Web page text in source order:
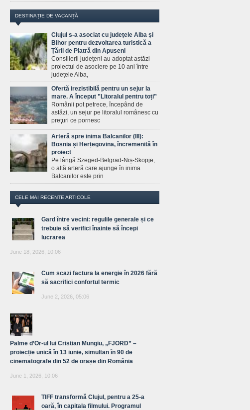
DESTINAȚIE DE VACANȚĂ
Clujul s-a asociat cu județele Alba și
Bihor pentru dezvoltarea turistică a
Țării de Piatră din Apuseni
Consilierii județeni au adoptat astăzi
proiectul de asociere pe 10 ani între
județele Alba,
Ofertă irezistibilă pentru un sejur la
mare. A început ”Litoralul pentru toți”
Românii pot petrece, începând de
astăzi, un sejur pe litoralul românesc cu
preţuri ce pornesc
Arteră spre inima Balcanilor (III):
Bosnia și Herțegovina, încremenită în
proiect
Pe lângă Szeged-Belgrad-Niș-Skopje,
o altă arteră care ajunge în inima
Balcanilor este prin
CELE MAI RECENTE ARTICOLE
Gard între vecini: regulile generale și ce
trebuie să verifici înainte să începi
lucrarea
June 18, 2026, 10:06
Cum scazi factura la energie în 2026 fără
să sacrifici confortul termic
June 2, 2026, 05:06
Palme d’Or-ul lui Cristian Mungiu, „FJORD” –
proiecție unică în 13 iunie, simultan în 90 de
cinematografe din 52 de orașe din România
June 1, 2026, 10:06
TIFF transformă Clujul, pentru a 25-a
oară, în capitala filmului. Programul